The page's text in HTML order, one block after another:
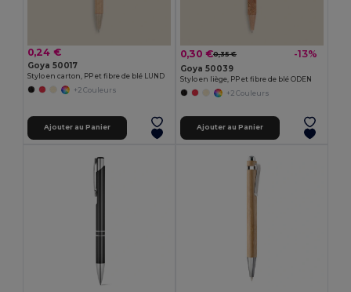
0,24 €
Goya 50017
Stylo en carton, PP et fibre de blé LUND
+2 Couleurs
Ajouter au Panier
0,30 €0,35 € -13%
Goya 50039
Stylo en liège, PP et fibre de blé ODEN
+2 Couleurs
Ajouter au Panier